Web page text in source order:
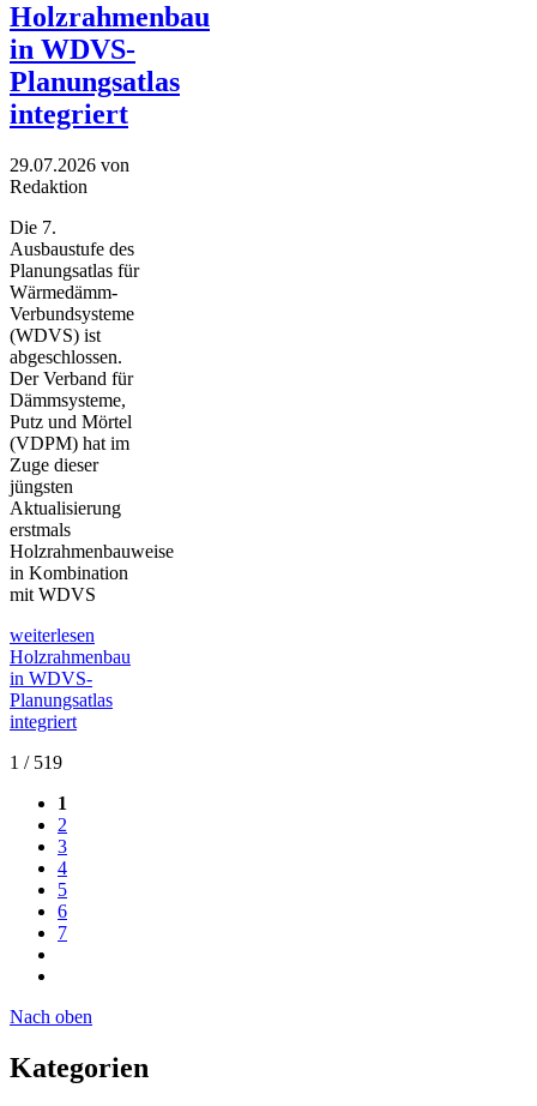
Holzrahmenbau
in WDVS-
Planungsatlas
integriert
29.07.2026 von
Redaktion
Die 7.
Ausbaustufe des
Planungsatlas für
Wärmedämm-
Verbundsysteme
(WDVS) ist
abgeschlossen.
Der Verband für
Dämmsysteme,
Putz und Mörtel
(VDPM) hat im
Zuge dieser
jüngsten
Aktualisierung
erstmals
Holzrahmenbauweise
in Kombination
mit WDVS
weiterlesen
Holzrahmenbau
in WDVS-
Planungsatlas
integriert
1 / 519
1
2
3
4
5
6
7
Nach oben
Kategorien